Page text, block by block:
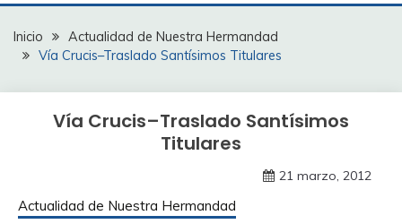
Inicio
Actualidad de Nuestra Hermandad
Vía Crucis–Traslado Santísimos Titulares
Vía Crucis–Traslado Santísimos
Titulares
21 marzo, 2012
Actualidad de Nuestra Hermandad